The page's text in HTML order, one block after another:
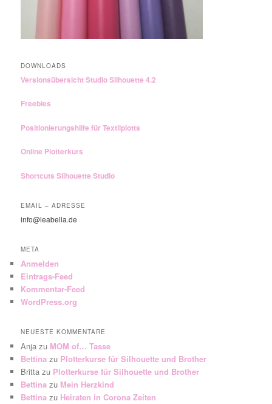
DOWNLOADS
Versionsübersicht Studio Silhouette 4.2
Freebies
Positionierungshilfe für Textilplotts
Online Plotterkurs
Shortcuts Silhouette Studio
EMAIL – ADRESSE
info@leabella.de
META
Anmelden
Eintrags-Feed
Kommentar-Feed
WordPress.org
NEUESTE KOMMENTARE
Anja zu MOM of… Tasse
Bettina zu Plotterkurse für Silhouette und Brother
Britta zu Plotterkurse für Silhouette und Brother
Bettina zu Mein Herzkind
Bettina zu Heiraten in Corona Zeiten